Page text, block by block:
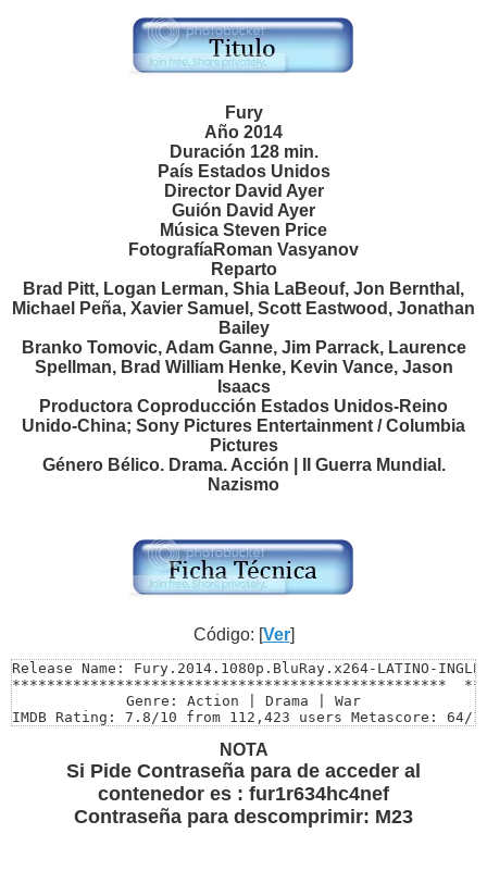
Fury
Año 2014
Duración 128 min.
País Estados Unidos
Director David Ayer
Guión David Ayer
Música Steven Price
FotografíaRoman Vasyanov
Reparto
Brad Pitt, Logan Lerman, Shia LaBeouf, Jon Bernthal,
Michael Peña, Xavier Samuel, Scott Eastwood, Jonathan
Bailey
Branko Tomovic, Adam Ganne, Jim Parrack, Laurence
Spellman, Brad William Henke, Kevin Vance, Jason
Isaacs
Productora Coproducción Estados Unidos-Reino
Unido-China; Sony Pictures Entertainment / Columbia
Pictures
Género Bélico. Drama. Acción | II Guerra Mundial.
Nazismo
Código: [Ver]
Release Name: Fury.2014.1080p.BluRay.x264-LATINO-
**************************************************  **
Genre: Action | Drama | War
IMDB Rating: 7.8/10 from 112,423 users Metascore: 64/
Starring: Brad Pitt, Shia LaBeouf, Logan Lerman
Size: 9.86 GiB
Video: MKV | 1920×808 | 8949 kbps
Audio: English | DTS | 1509 kbps
Runtime: 2h 14mn
**************************************************
NOTA
Si Pide Contraseña para de acceder al
contenedor es : fur1r634hc4nef
Contraseña para descomprimir: M23